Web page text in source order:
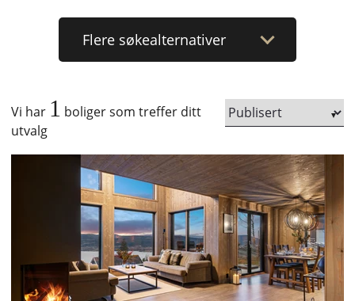
Flere søkealternativer
Vi har 1 boliger som treffer ditt
utvalg